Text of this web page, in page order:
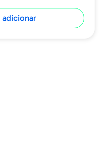
adicionar